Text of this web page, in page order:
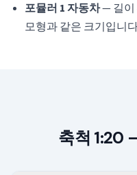
포뮬러 1 자동차— 길이
모형과 같은 크기입니
축척 1:20